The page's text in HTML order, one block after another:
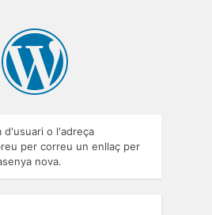
d'usuari o l'adreça
per correu un enllaç per
nova.